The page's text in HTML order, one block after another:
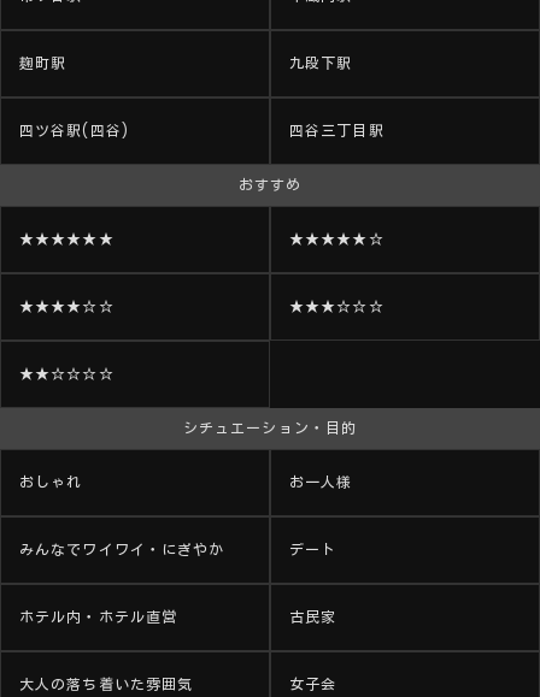
麹町駅 九段下駅
四ツ谷駅(四谷) 四谷三丁目駅
おすすめ
★★★★★★ ★★★★★☆
★★★★☆☆ ★★★☆☆☆
★★☆☆☆☆
シチュエーション・目的
おしゃれ お一人様
みんなでワイワイ・にぎやか デート
ホテル内・ホテル直営 古民家
大人の落ち着いた雰囲気 女子会